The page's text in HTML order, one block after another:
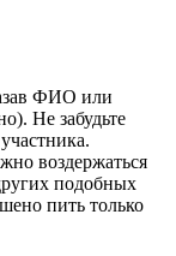
ФИО или
Не забудьте
воздержаться
подобных
пить только